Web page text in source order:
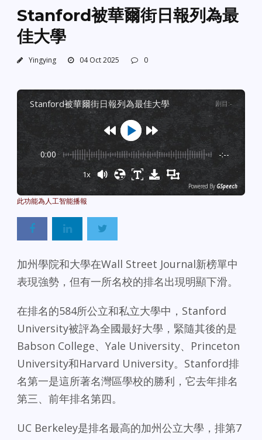
Stanford被華爾街日報列為最
佳大學
Yingying 04 Oct 2025 0
stanford被華爾街日報列為最佳大學 剧目 :-
0:00 -:--
1x
Powered By GSpeech
加州學院和大學在Wall Street Journal新榜單中
表現強勢，但有一所名校的排名出現明顯下滑。
在排名的584所公立和私立大學中，Stanford
University被評為全國最好大學，緊隨其後的是
Babson College、Yale University、Princeton
University和Harvard University。Stanford排
名第一是這所著名灣區學校的勝利，它去年排名
第三、前年排名第四。
UC Berkeley是排名最高的加州公立大學，排第7